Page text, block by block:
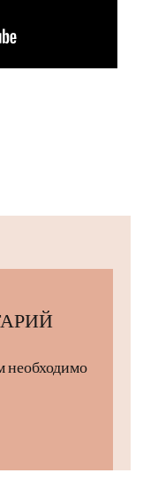
необходимо